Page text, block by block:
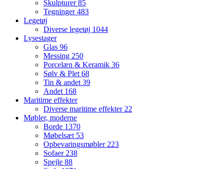
Skulpturer85
Tegninger483
Legetøj
Diverse legetøj 1044
Lysestager
Glas 96
Messing 250
Porcelæn & Keramik 36
Sølv & Plet 68
Tin & andet 39
Andet 168
Maritime effekter
Diverse maritime effekter 22
Møbler, moderne
Borde 1370
Møbelsæt 53
Opbevaringsmøbler 223
Sofaer 238
Spejle 88